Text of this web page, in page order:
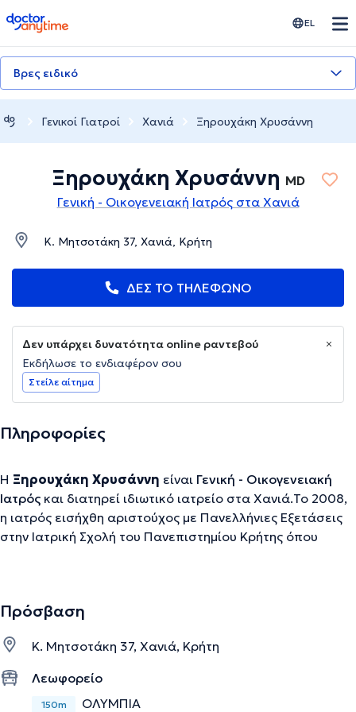
doctoranytime EL
Βρες ειδικό
Γενικοί Γιατροί Χανιά Ξηρουχάκη Χρυσάννη
Ξηρουχάκη Χρυσάννη MD
Γενική - Οικογενειακή Ιατρός στα Χανιά
Κ. Μητσοτάκη 37, Χανιά, Κρήτη
ΔΕΣ ΤΟ ΤΗΛΕΦΩΝΟ
Δεν υπάρχει δυνατότητα online ραντεβού
Εκδήλωσε το ενδιαφέρον σου
Στείλε αίτημα
Πληροφορίες
Η Ξηρουχάκη Χρυσάννη είναι Γενική - Οικογενειακή
Ιατρός και διατηρεί ιδιωτικό ιατρείο στα Χανιά.Το 2008,
η ιατρός εισήχθη αριστούχος με Πανελλήνιες Εξετάσεις
στην Ιατρική Σχολή του Πανεπιστημίου Κρήτης όπου
Γενικής/Οικογενειακής Ιατρικής. Μετά την ολοκλήρωση
Περιστατικών του Γ.Ν. Χανίων. Είναι κάτοχος διπλώματος
στην διαχείριση των ατόμων με
τον διεθνή οργανισμό International Diabetes Federation.
Έχει μετεκπαιδευθεί στην Επείγουσα Προνοσοκομειακή
Πρόσβαση
Κ. Μητσοτάκη 37, Χανιά, Κρήτη
Λεωφορείο
150m ΟΛΥΜΠΙΑ